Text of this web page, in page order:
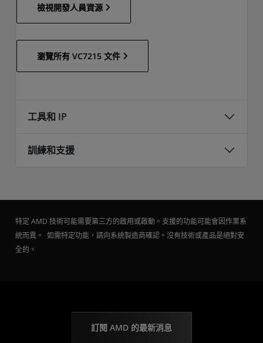
檢視開發人員資源
瀏覽所有 VC7215 文件
工具和 IP
訓練和支援
特定 AMD 技術可能需要第三方的啟用或啟動。支援的功能可能會因作業系
統而異。 如需特定功能，請向系統製造商確認。沒有技術或產品是絕對安
全的。
訂閱 AMD 的最新消息